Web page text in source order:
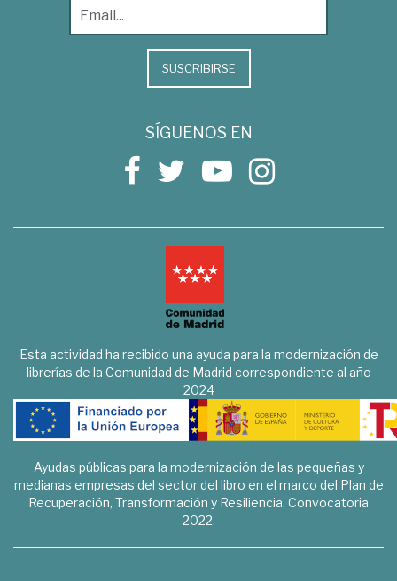
SUSCRIBIRSE
SÍGUENOS EN
Esta actividad ha recibido una ayuda para la modernización de
librerías de la Comunidad de Madrid correspondiente al año
2024
Ayudas públicas para la modernización de las pequeñas y
medianas empresas del sector del libro en el marco del Plan de
Recuperación, Transformación y Resiliencia. Convocatoria
2022.